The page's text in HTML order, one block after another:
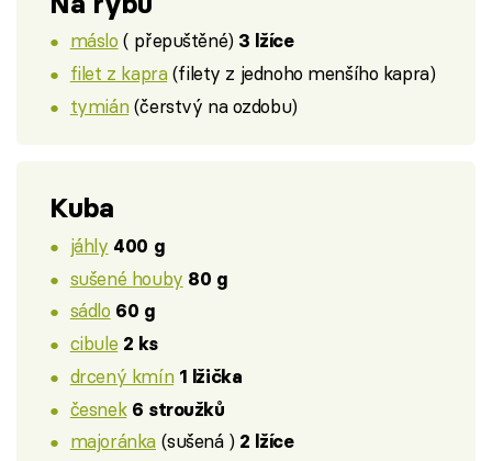
máslo ( přepuštěné) 3 lžíce
filet z kapra(filety z jednoho menšího kapra)
tymián(čerstvý na ozdobu)
Kuba
jáhly 400 g
sušené houby 80 g
sádlo 60 g
cibule 2 ks
drcený kmín 1 lžička
česnek 6 stroužků
majoránka(sušená ) 2 lžíce